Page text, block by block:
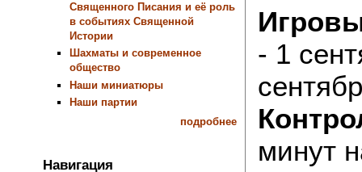
Священного Писания и её роль
в событиях Священной
Истории
Шахматы и современное
общество
Наши миниатюры
Наши партии
подробнее
Навигация
- 1
минут